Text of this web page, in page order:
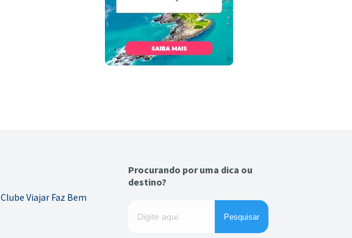
Clube Viajar Faz Bem
Procurando por uma dica ou
destino?
Pesquisar